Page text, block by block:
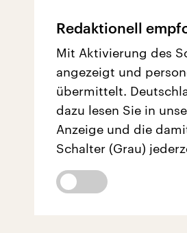
Redaktionell
Mit Aktivierung des
angezeigt und
übermittelt.
dazu lesen Sie in
Anzeige und die
Schalter (Grau)